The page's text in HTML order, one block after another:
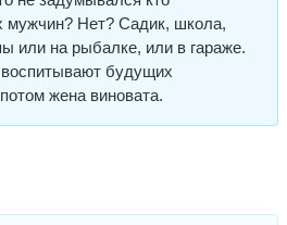
мужчин? Нет? Садик, школа,
или на рыбалке, или в гараже.
будущих
жена виновата.